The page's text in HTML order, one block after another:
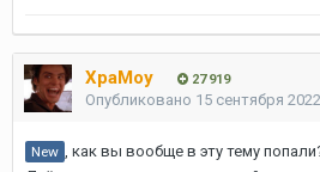
XpaMoy 27 919
Опубликовано 15 сентября 2022
New , как вы вообще в эту тему